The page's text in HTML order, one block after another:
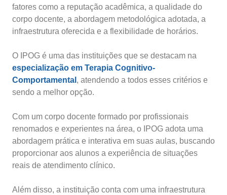
fatores como a reputação acadêmica, a qualidade do
corpo docente, a abordagem metodológica adotada, a
infraestrutura oferecida e a flexibilidade de horários.
O IPOG é uma das instituições que se destacam na
especialização em Terapia Cognitivo-
Comportamental , atendendo a todos esses critérios e
sendo a melhor opção.
Com um corpo docente formado por profissionais
renomados e experientes na área, o IPOG adota uma
abordagem prática e interativa em suas aulas, buscando
proporcionar aos alunos a experiência de situações
reais de atendimento clínico.
Além disso, a instituição conta com uma infraestrutura